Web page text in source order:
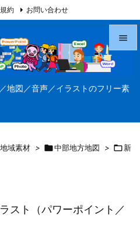
地図／音声／イラストのフリー素




約 お問い合わせ
域素材 > 中部地方地図 > 新
スト（パワーポイント／